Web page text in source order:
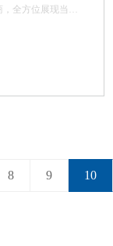
，全方位展现当今
8 9 10